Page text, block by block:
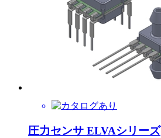
圧力センサ ELVAシリーズ